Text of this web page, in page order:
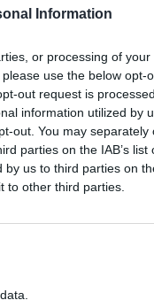
Information
or processing of
use the below opt-
out request is
information utilized by
out. You may separately
parties on the IAB’s list
by us to third parties on
to other third parties.
અને અમલ
મેનેજમેન્ટ
સંબંધો અને
પ્રક્રિયાનું,
અંદાજ અને